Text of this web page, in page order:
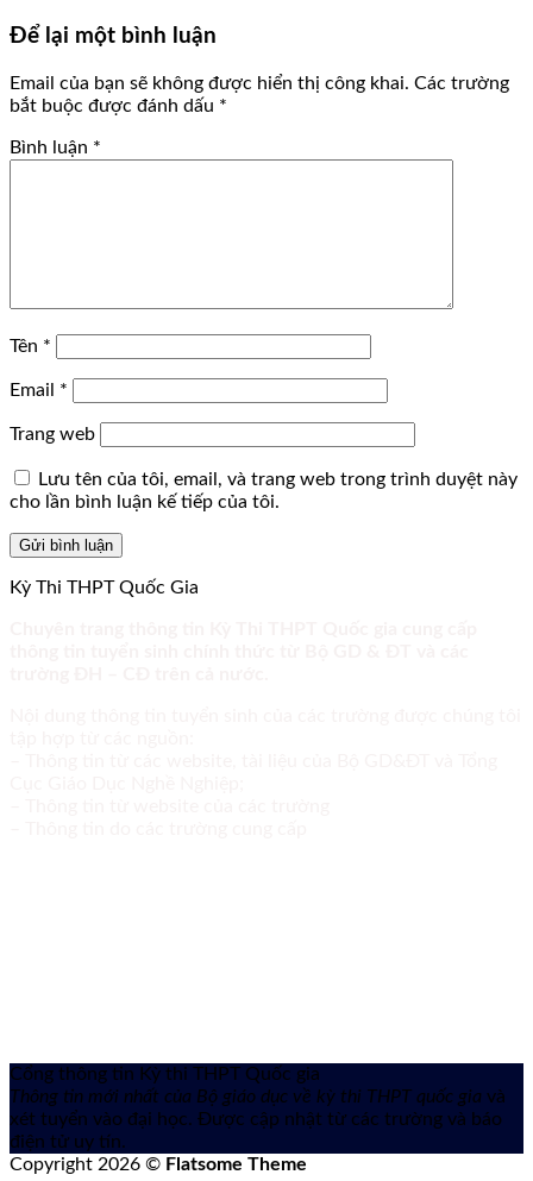
Để lại một bình luận
Email của bạn sẽ không được hiển thị công khai. Các trường
bắt buộc được đánh dấu *
Bình luận *
Tên *
Email *
Trang web
Lưu tên của tôi, email, và trang web trong trình duyệt này
cho lần bình luận kế tiếp của tôi.
Kỳ Thi THPT Quốc Gia
Cổng thông tin Kỳ thi THPT Quốc gia
Thông tin mới nhất của Bộ giáo dục về kỳ thi THPT quốc gia và
xét tuyển vào đại học. Được cập nhật từ các trường và báo
điện tử uy tín.
Copyright 2026 © Flatsome Theme